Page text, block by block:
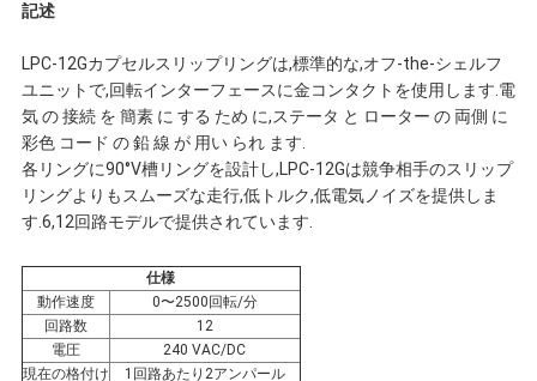
に
連
絡
し
さ
い
記述
LPC-12Gカプセルスリップリングは,標準的な,オフ-the-シェルフ
ユニットで,回転インターフェースに金コンタクトを使用します.電
気 の 接続 を 簡素 に する ため に,ステータ と ローター の 両側 に
彩色 コード の 鉛 線 が 用い られ ます.
各リングに90°V槽リングを設計し,LPC-12Gは競争相手のスリップ
リングよりもスムーズな走行,低トルク,低電気ノイズを提供しま
す.6,12回路モデルで提供されています.
仕様
動作速度
0〜2500回転/分
回路数
12
電圧
240 VAC/DC
現在の格付け
1回路あたり2アンパール